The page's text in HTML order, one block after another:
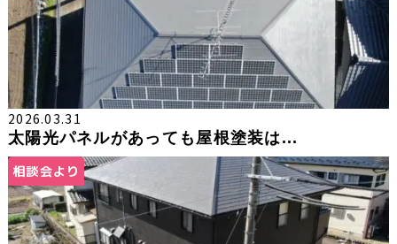
2026.03.31
太陽光パネルがあっても屋根塗装は...
相談会より